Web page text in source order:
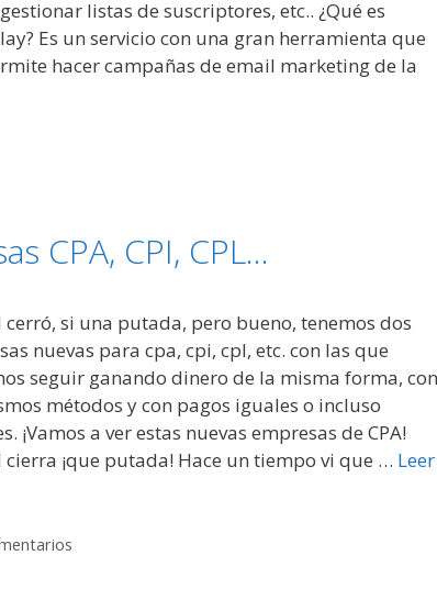
listas de suscriptores, etc.. ¿Qué es
Es un servicio con una gran herramienta que
hacer campañas de email marketing de la
CPA, CPI, CPL…
si una putada, pero bueno, tenemos dos
nuevas para cpa, cpi, cpl, etc. con las que
seguir ganando dinero de la misma forma, con
métodos y con pagos iguales o incluso
¡Vamos a ver estas nuevas empresas de CPA!
¡que putada! Hace un tiempo vi que … Leer